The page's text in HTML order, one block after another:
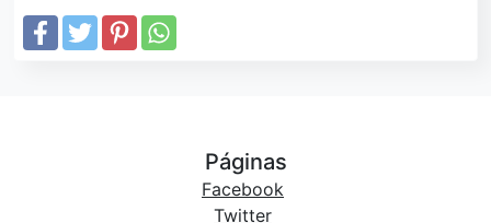
Páginas
Facebook
Twitter